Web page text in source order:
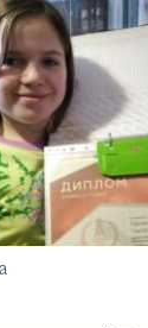
РАССЫЛКУ